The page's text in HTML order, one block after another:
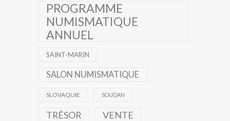
PROGRAMME
NUMISMATIQUE
ANNUEL
SAINT-MARIN
SALON NUMISMATIQUE
SLOVAQUIE SOUDAN
TRÉSOR VENTE